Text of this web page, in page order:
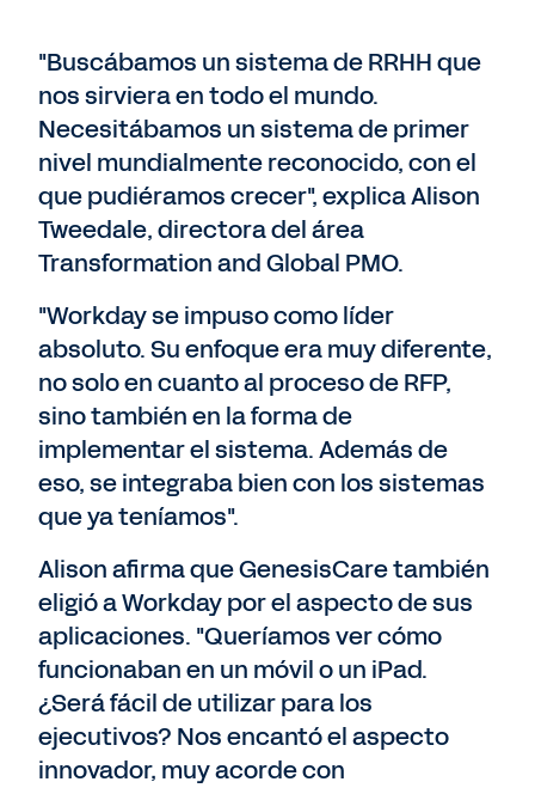
"Buscábamos un sistema de RRHH que
nos sirviera en todo el mundo.
Necesitábamos un sistema de primer
nivel mundialmente reconocido, con el
que pudiéramos crecer", explica Alison
Tweedale, directora del área
Transformation and Global PMO.
"Workday se impuso como líder
absoluto. Su enfoque era muy diferente,
no solo en cuanto al proceso de RFP,
sino también en la forma de
implementar el sistema. Además de
eso, se integraba bien con los sistemas
que ya teníamos".
Alison afirma que GenesisCare también
eligió a Workday por el aspecto de sus
aplicaciones. "Queríamos ver cómo
funcionaban en un móvil o un iPad.
¿Será fácil de utilizar para los
ejecutivos? Nos encantó el aspecto
innovador, muy acorde con